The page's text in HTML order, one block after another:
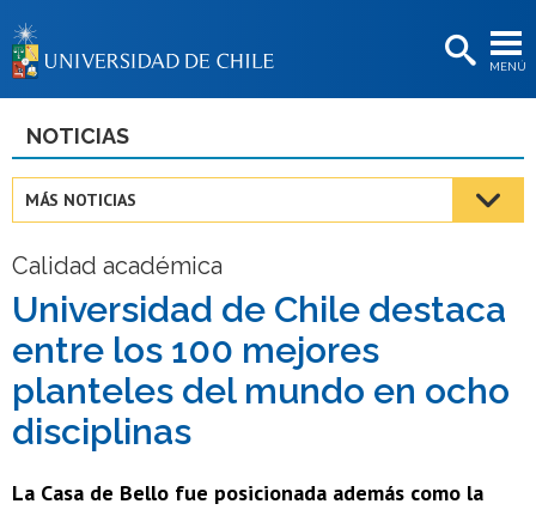
MENÚ
BIBLIOTECAS
Estudiantes
Académicas/os
Funcionarias/os
Egresadas/os
NOTICIAS
MÁS NOTICIAS
Calidad académica
Universidad de Chile destaca
entre los 100 mejores
planteles del mundo en ocho
disciplinas
La Casa de Bello fue posicionada además como la